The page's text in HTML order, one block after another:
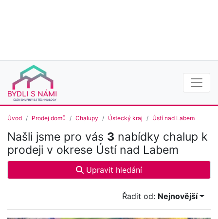
Úvod Prodej domů Chalupy Ústecký kraj Ústí nad Labem
Našli jsme pro vás 3 nabídky chalup k
prodeji v okrese Ústí nad Labem
Upravit hledání
Řadit od: Nejnovější